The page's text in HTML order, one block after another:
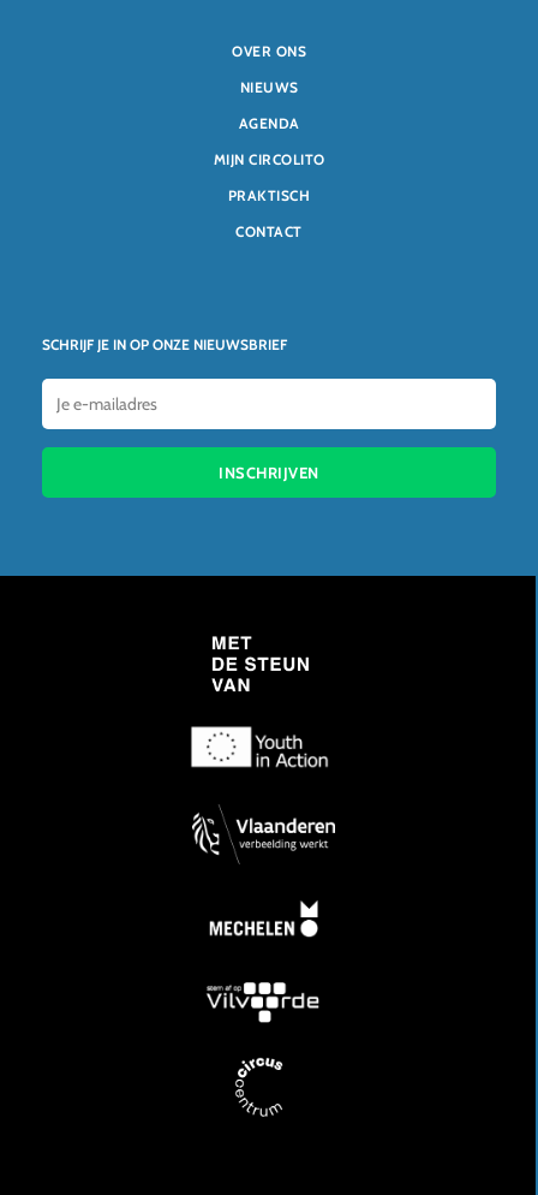
SCHRIJF JE IN OP ONZE NIEUWSBRIEF
INSCHRIJVEN
OVER ONS
NIEUWS
AGENDA
MIJN CIRCOLITO
PRAKTISCH
CONTACT